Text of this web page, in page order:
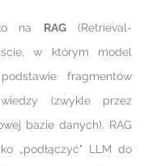
na RAG(Retrieval-
w którym model
fragmentów
(zwykle przez
bazie danych). RAG
„podłączyć" LLM do